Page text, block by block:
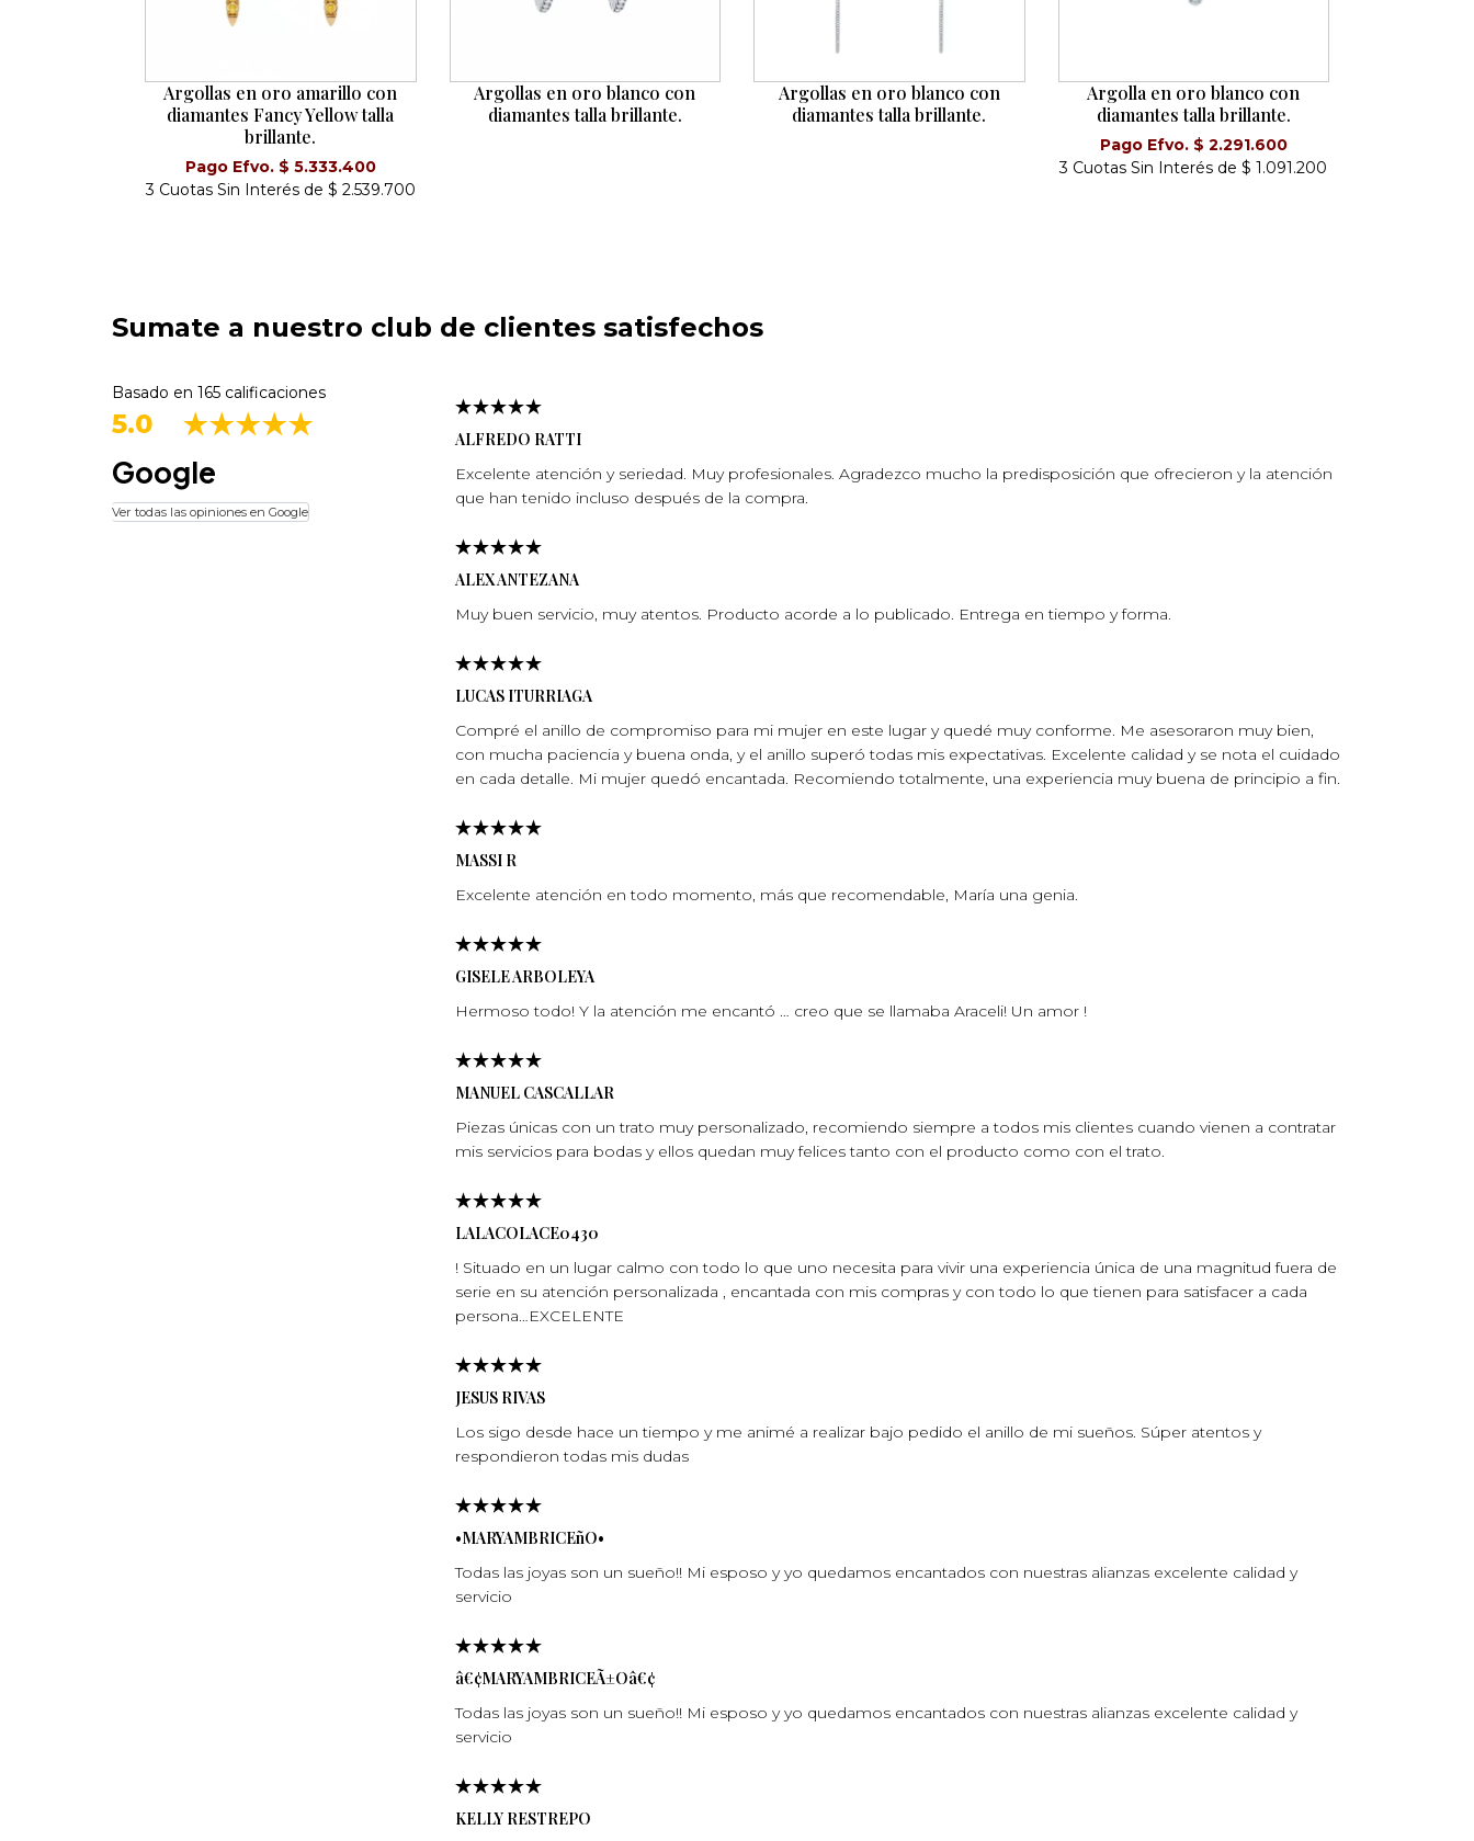
Argollas en oro amarillo con
diamantes Fancy Yellow talla
brillante.
Pago Efvo. $ 5.333.400
3 Cuotas Sin Interés de $ 2.539.700
Argollas en oro blanco con
diamantes talla brillante.
Argollas en oro blanco con
diamantes talla brillante.
Argolla en oro blanco con
diamantes talla brillante.
Pago Efvo. $ 2.291.600
3 Cuotas Sin Interés de $ 1.091.200
Sumate a nuestro club de clientes satisfechos
Basado en 165 calificaciones
5.0
Google
Ver todas las opiniones en Google
ALFREDO RATTI
Excelente atención y seriedad. Muy profesionales. Agradezco mucho la predisposición que ofrecieron y la atención
que han tenido incluso después de la compra.
ALEX ANTEZANA
Muy buen servicio, muy atentos. Producto acorde a lo publicado. Entrega en tiempo y forma.
LUCAS ITURRIAGA
Compré el anillo de compromiso para mi mujer en este lugar y quedé muy conforme. Me asesoraron muy bien,
con mucha paciencia y buena onda, y el anillo superó todas mis expectativas. Excelente calidad y se nota el cuidado
en cada detalle. Mi mujer quedó encantada. Recomiendo totalmente, una experiencia muy buena de principio a fin.
MASSI R
Excelente atención en todo momento, más que recomendable, Marí­a una genia.
GISELE ARBOLEYA
Hermoso todo! Y la atención me encantó … creo que se llamaba Araceli! Un amor !
MANUEL CASCALLAR
Piezas únicas con un trato muy personalizado, recomiendo siempre a todos mis clientes cuando vienen a contratar
mis servicios para bodas y ellos quedan muy felices tanto con el producto como con el trato.
LALACOLACE0430
! Situado en un lugar calmo con todo lo que uno necesita para vivir una experiencia única de una magnitud fuera de
serie en su atención personalizada , encantada con mis compras y con todo lo que tienen para satisfacer a cada
persona…EXCELENTE
JESUS RIVAS
Los sigo desde hace un tiempo y me animé a realizar bajo pedido el anillo de mi sueños. Súper atentos y
respondieron todas mis dudas
•MARYAMBRICEñO•
Todas las joyas son un sueño!! Mi esposo y yo quedamos encantados con nuestras alianzas excelente calidad y
servicio
â€¢MARYAMBRICEÃ±Oâ€¢
Todas las joyas son un sueño!! Mi esposo y yo quedamos encantados con nuestras alianzas excelente calidad y
servicio
KELLY RESTREPO